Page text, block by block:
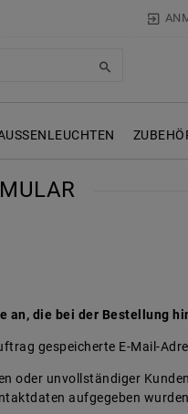
an, die bei der Bestellung
gespeicherte E-Mail-
oder unvollständiger
aufgegeben